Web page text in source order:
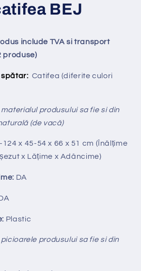
BEJ
include TVA si transport
produse)
spătar: Catifea (diferite culori
materialul produsului sa fie si din
(de vacă)
124x 45-54 x 66 x 51 cm (Înălțime
x Lățime x Adâncime)
DA
Plastic
picioarele produsului sa fie si din